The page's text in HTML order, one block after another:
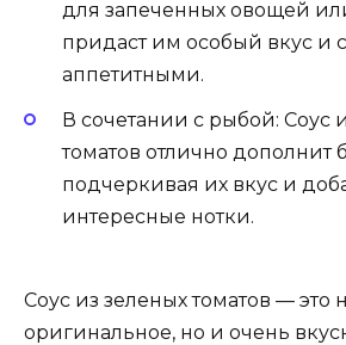
для запеченных овощей
придаст им особый вкус и
аппетитными.
В сочетании с рыбой: Соус
томатов отлично дополнит
подчеркивая их вкус и
интересные нотки.
Соус из зеленых томатов — это
оригинальное, но и очень